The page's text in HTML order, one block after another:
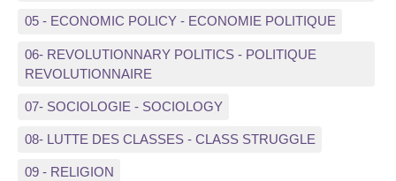
05 - ECONOMIC POLICY - ECONOMIE POLITIQUE
06- REVOLUTIONNARY POLITICS - POLITIQUE
REVOLUTIONNAIRE
07- SOCIOLOGIE - SOCIOLOGY
08- LUTTE DES CLASSES - CLASS STRUGGLE
09 - RELIGION